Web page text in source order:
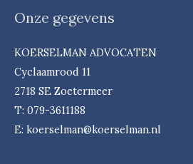
Onze gegevens
KOERSELMAN ADVOCATEN
Cyclaamrood 11
2718 SE Zoetermeer
T: 079-3611188
E: koerselman@koerselman.nl